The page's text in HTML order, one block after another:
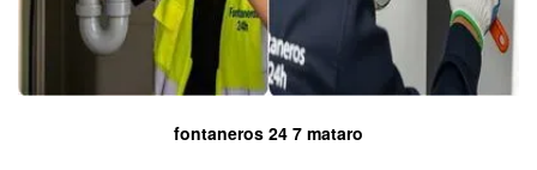
fontaneros 24 7 mataro